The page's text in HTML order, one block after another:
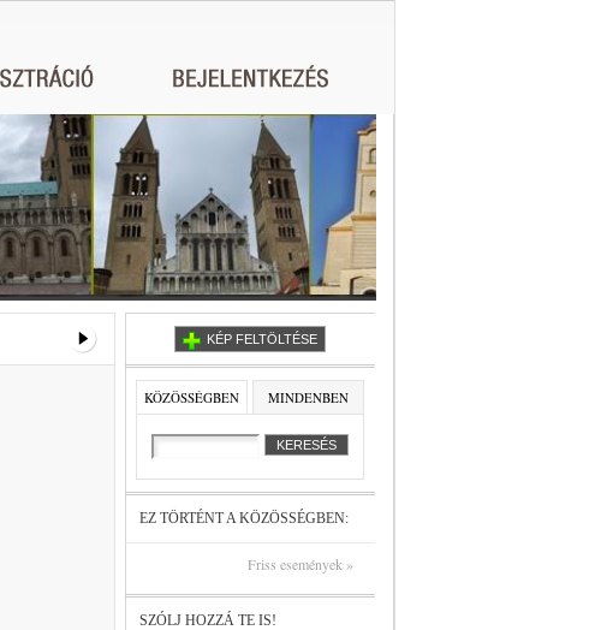
KÉP FELTÖLTÉSE
KÖZÖSSÉGBEN MINDENBEN
EZ TÖRTÉNT A KÖZÖSSÉGBEN:
Friss események »
SZÓLJ HOZZÁ TE IS!